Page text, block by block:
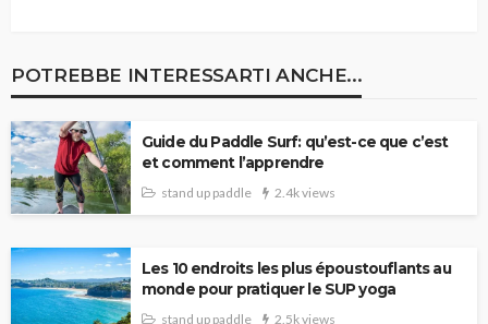
POTREBBE INTERESSARTI ANCHE...
Guide du Paddle Surf: qu’est-ce que c’est
et comment l’apprendre
stand up paddle 2.4k views
Les 10 endroits les plus époustouflants au
monde pour pratiquer le SUP yoga
stand up paddle 2.5k views